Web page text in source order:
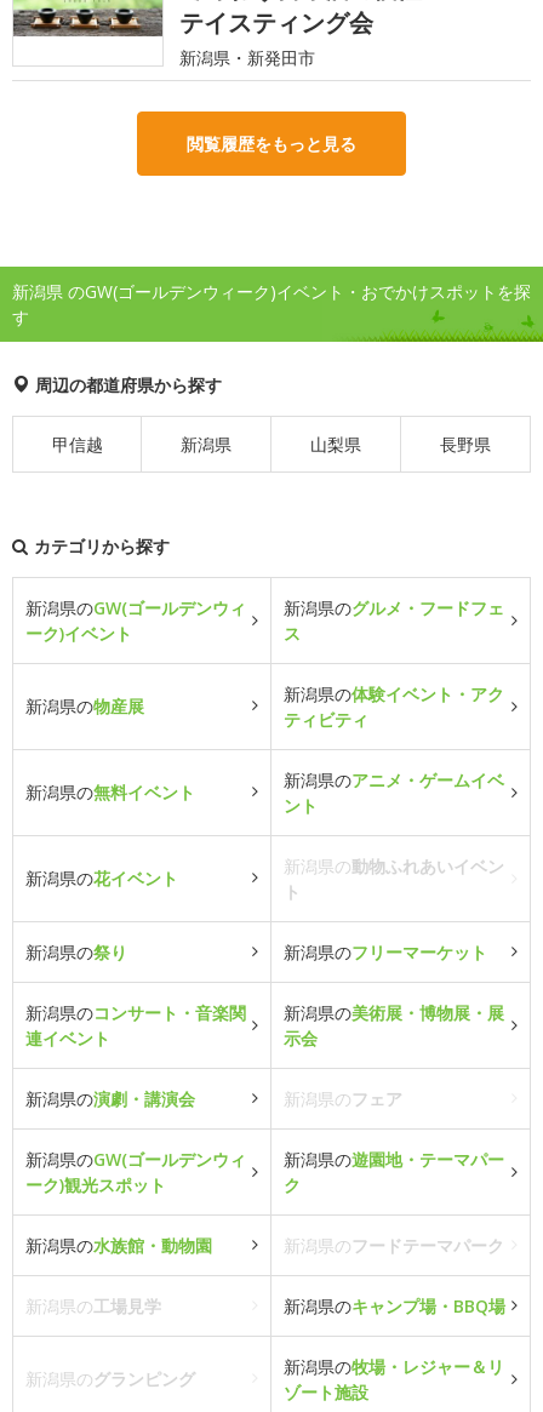
テイスティング会
新潟県・新発田市
閲覧履歴をもっと見る
新潟県 のGW(ゴールデンウィーク)イベント・おでかけスポットを探
す
周辺の都道府県から探す
甲信越 新潟県 山梨県 長野県
カテゴリから探す
新潟県のGW(ゴールデンウィ
ーク)イベント
新潟県のグルメ・フードフェ
ス
新潟県の物産展
新潟県の体験イベント・アク
ティビティ
新潟県の無料イベント
新潟県のアニメ・ゲームイベ
ント
新潟県の花イベント
新潟県の動物ふれあいイベン
ト
新潟県の祭り 新潟県のフリーマーケット
新潟県のコンサート・音楽関
連イベント
新潟県の美術展・博物展・展
示会
新潟県の演劇・講演会 新潟県のフェア
新潟県のGW(ゴールデンウィ
ーク)観光スポット
新潟県の遊園地・テーマパー
ク
新潟県の水族館・動物園 新潟県のフードテーマパーク
新潟県の工場見学 新潟県のキャンプ場・BBQ場
新潟県のグランピング
新潟県の牧場・レジャー＆リ
ゾート施設